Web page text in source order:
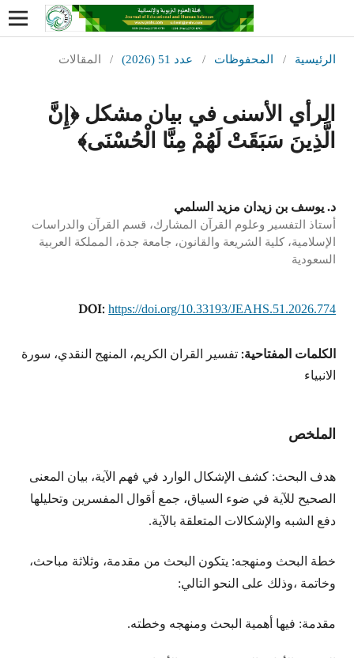
الرئيسية / المحفوظات / عدد 51 (2026) / المقالات
الرأي الأسنى في بيان مشكل ﴿إِنَّ
الَّذِينَ سَبَقَتْ لَهُمْ مِنَّا الْحُسْنَى﴾
د. يوسف بن زيدان مزيد السلمي
أستاذ التفسير وعلوم القرآن المشارك، قسم القرآن والدراسات
الإسلامية، كلية الشريعة والقانون، جامعة جدة، المملكة العربية
السعودية
DOI:https://doi.org/10.33193/JEAHS.51.2026.774
الكلمات المفتاحية: تفسير القران الكريم، المنهج النقدي، سورة
الانبياء
الملخص
هدف البحث: كشف الإشكال الوارد في فهم الآية، بيان المعنى
الصحيح للآية في ضوء السياق، جمع أقوال المفسرين وتحليلها
دفع الشبه والإشكالات المتعلقة بالآية.
خطة البحث ومنهجه: يتكون البحث من مقدمة، وثلاثة مباحث،
وخاتمة ،وذلك على النحو التالي:
مقدمة: فيها أهمية البحث ومنهجه وخطته.